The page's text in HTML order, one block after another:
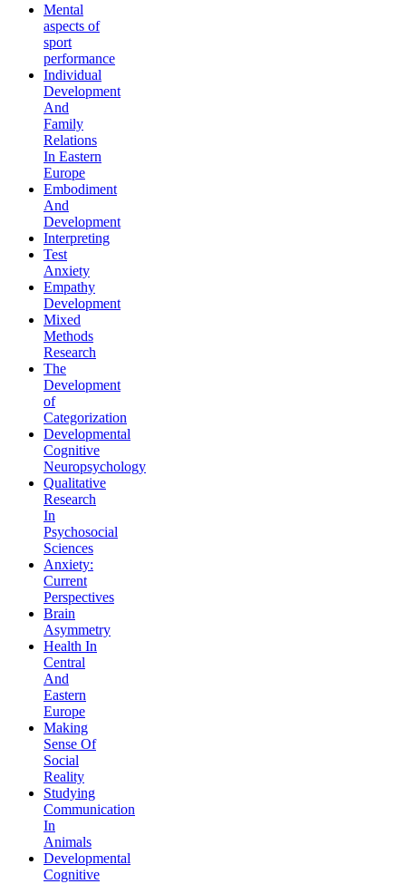
Mental
aspects of
sport
performance
Individual
Development
And
Family
Relations
In Eastern
Europe
Embodiment
And
Development
Interpreting
Test
Anxiety
Empathy
Development
Mixed
Methods
Research
The
Development
of
Categorization
Developmental
Cognitive
Neuropsychology
Qualitative
Research
In
Psychosocial
Sciences
Anxiety:
Current
Perspectives
Brain
Asymmetry
Health In
Central
And
Eastern
Europe
Making
Sense Of
Social
Reality
Studying
Communication
In
Animals
Developmental
Cognitive